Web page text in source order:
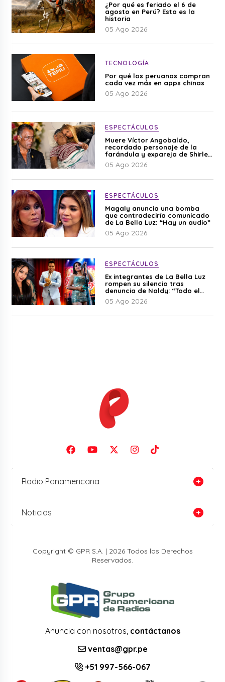
¿Por qué es feriado el 6 de
agosto en Perú? Esta es la
historia
05 Ago 2026
TECNOLOGÍA
Por qué los peruanos compran
cada vez más en apps chinas
05 Ago 2026
ESPECTÁCULOS
Muere Víctor Angobaldo,
recordado personaje de la
farándula y expareja de Shirley
Cherres
05 Ago 2026
ESPECTÁCULOS
Magaly anuncia una bomba
que contradeciría comunicado
de La Bella Luz: “Hay un audio”
05 Ago 2026
ESPECTÁCULOS
Ex integrantes de La Bella Luz
rompen su silencio tras
denuncia de Naldy: “Todo el
mundo lo sabía”
05 Ago 2026
Radio Panamericana
Noticias
Copyright © GPR S.A. | 2026 Todos los Derechos
Reservados.
Anuncia con nosotros, contáctanos
ventas@gpr.pe
+51 997-566-067